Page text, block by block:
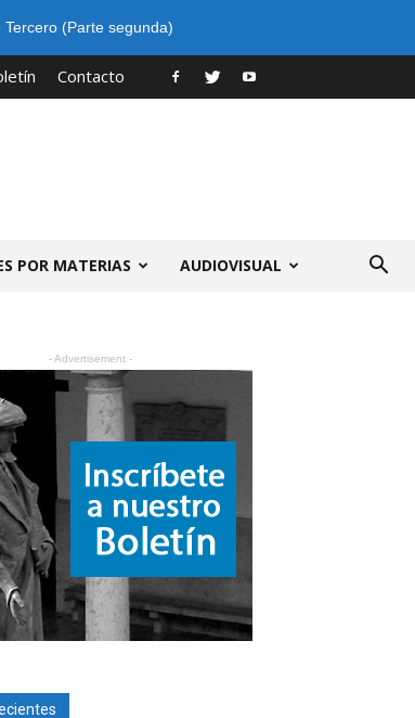
Tercero (Parte segunda)
Contacto
POR MATERIAS AUDIOVISUAL
- Advertisement -